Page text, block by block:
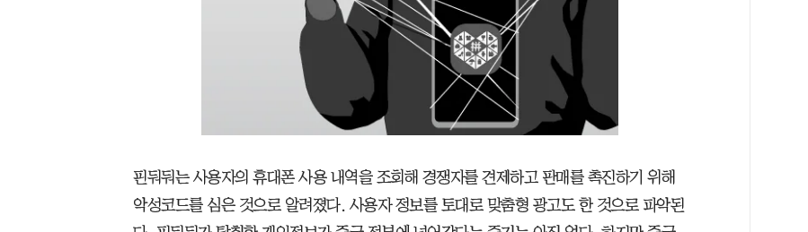
핀둬둬는 사용자의 휴대폰 사용 내역을 조회해 경쟁자를 견제하고 판매를 촉진하기 위해
악성코드를 심은 것으로 알려졌다. 사용자 정보를 토대로 맞춤형 광고도 한 것으로 파악된